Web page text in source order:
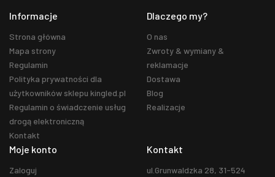
Informacje
Strona główna
Mapa strony
Regulamin
Polityka prywatności dla
użytkowników sklepu kingled.pl
Regulamin o świadczenie usług
drogą elektroniczną
Kontakt
Dlaczego my?
O nas
Zwroty & wymiany &
reklamacje
Dostawa
Blog
Realizacje
Moje konto
Zaloguj
Kontakt
ul.Grunwaldzka 28, 31-524